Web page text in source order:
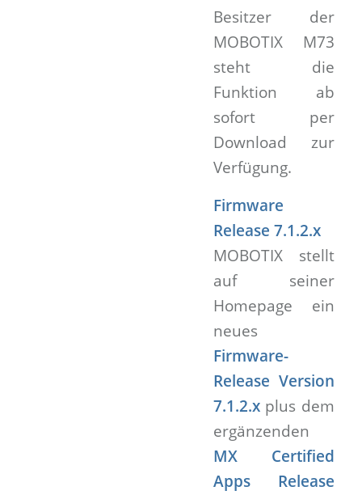
Besitzer der
MOBOTIX M73
steht die
Funktion ab
sofort per
Download zur
Verfügung.
Firmware
Release 7.1.2.x
MOBOTIX stellt
auf seiner
Homepage ein
neues
Firmware-
Release Version
7.1.2.xplus dem
ergänzenden
MX Certified
Apps Release